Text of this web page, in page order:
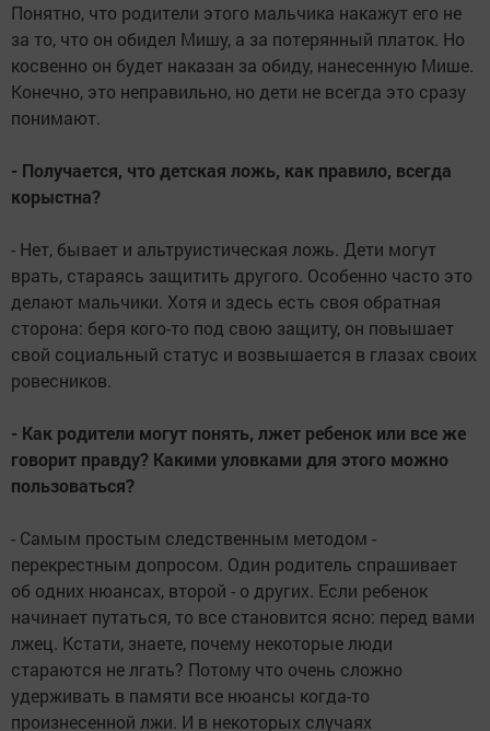
Понятно, что родители этого мальчика накажут его не
за то, что он обидел Мишу, а за потерянный платок. Но
косвенно он будет наказан за обиду, нанесенную Мише.
Конечно, это неправильно, но дети не всегда это сразу
понимают.
- Получается, что детская ложь, как правило, всегда
корыстна?
- Нет, бывает и альтруистическая ложь. Дети могут
врать, стараясь защитить другого. Особенно часто это
делают мальчики. Хотя и здесь есть своя обратная
сторона: беря кого-то под свою защиту, он повышает
свой социальный статус и возвышается в глазах своих
ровесников.
- Как родители могут понять, лжет ребенок или все же
говорит правду? Какими уловками для этого можно
пользоваться?
- Самым простым следственным методом -
перекрестным допросом. Один родитель спрашивает
об одних нюансах, второй - о других. Если ребенок
начинает путаться, то все становится ясно: перед вами
лжец. Кстати, знаете, почему некоторые люди
стараются не лгать? Потому что очень сложно
удерживать в памяти все нюансы когда-то
произнесенной лжи. И в некоторых случаях